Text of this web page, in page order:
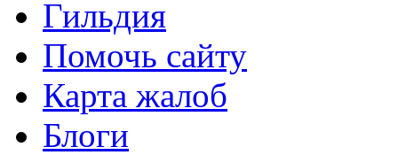
Гильдия
Помочь сайту
Карта жалоб
Блоги